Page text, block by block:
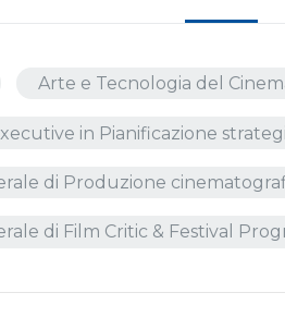
Arte e Tecnologia del
in Pianificazione
di Produzione
di Film Critic & Festival